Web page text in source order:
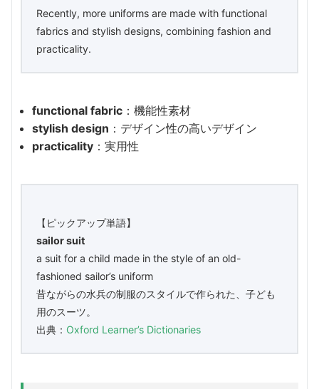
Recently, more uniforms are made with functional
fabrics and stylish designs, combining fashion and
practicality.
functional fabric ：機能性素材
stylish design ：デザイン性の高いデザイン
practicality ：実用性
【ピックアップ単語】
sailor suit
a suit for a child made in the style of an old-
fashioned sailor’s uniform
昔ながらの水兵の制服のスタイルで作られた、子ども
用のスーツ。
出典： Oxford Learner’s Dictionaries